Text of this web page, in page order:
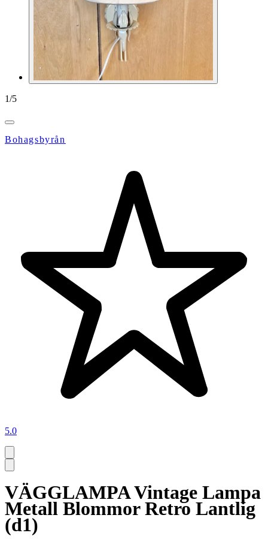
1/5
Bohagsbyrån
5.0
VÄGGLAMPA Vintage Lampa
Metall Blommor Retro Lantlig
(d1)